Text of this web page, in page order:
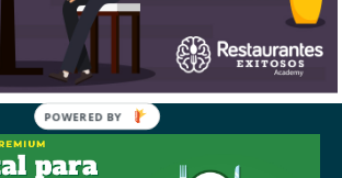
POWERED BY